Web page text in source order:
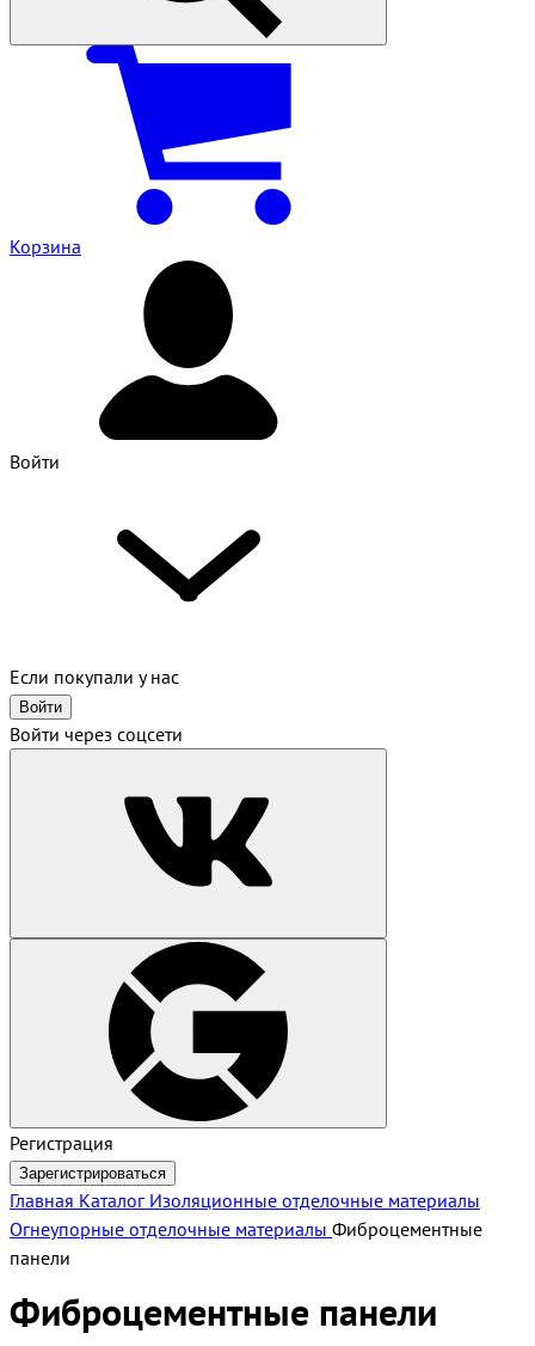
Корзина
Войти
Если покупали у нас
Войти
Войти через соцсети
Регистрация
Зарегистрироваться
Главная Каталог Изоляционные отделочные материалы
Огнеупорные отделочные материалы Фиброцементные
панели
Фиброцементные панели